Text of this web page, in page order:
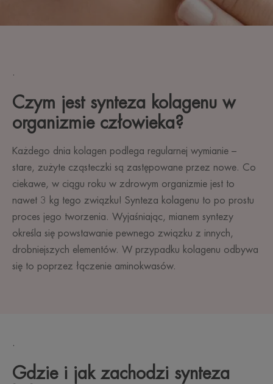
.
Czym jest synteza kolagenu w
organizmie człowieka?
Każdego dnia kolagen podlega regularnej wymianie –
stare, zużyte cząsteczki są zastępowane przez nowe. Co
ciekawe, w ciągu roku w zdrowym organizmie jest to
nawet 3 kg tego związku! Synteza kolagenu to po prostu
proces jego tworzenia. Wyjaśniając, mianem syntezy
określa się powstawanie pewnego związku z innych,
drobniejszych elementów. W przypadku kolagenu odbywa
się to poprzez łączenie aminokwasów.
.
Gdzie i jak zachodzi synteza